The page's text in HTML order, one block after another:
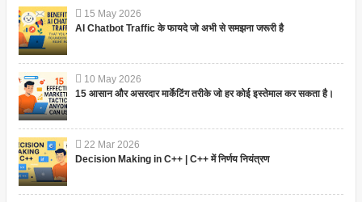
15 May 2026
AI Chatbot Traffic के फायदे जो अभी से समझना जरूरी है
10 May 2026
15 आसान और असरदार मार्केटिंग तरीके जो हर कोई इस्तेमाल कर सकता है।
22 Mar 2026
Decision Making in C++ | C++ में निर्णय नियंत्रण